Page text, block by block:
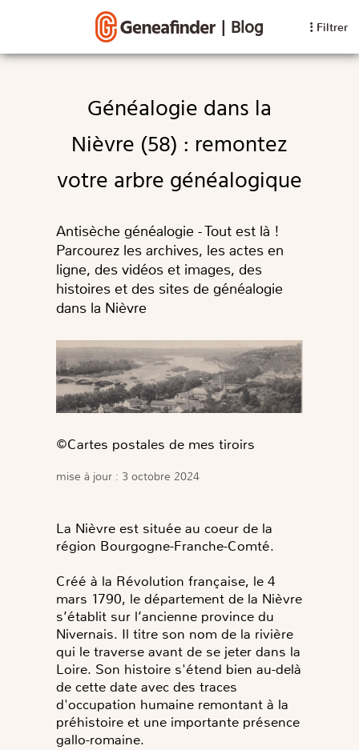
| Blog Filtrer
Généalogie dans la
Nièvre (58) : remontez
votre arbre généalogique
Antisèche généalogie - Tout est là !
Parcourez les archives, les actes en
ligne, des vidéos et images, des
histoires et des sites de généalogie
dans la Nièvre
©️Cartes postales de mes tiroirs
mise à jour : 3 octobre 2024
La Nièvre est située au coeur de la
région Bourgogne-Franche-Comté.
Créé à la Révolution française, le 4
mars 1790, le département de la Nièvre
s’établit sur l’ancienne province du
Nivernais. Il titre son nom de la rivière
qui le traverse avant de se jeter dans la
Loire. Son histoire s'étend bien au-delà
de cette date avec des traces
d'occupation humaine remontant à la
préhistoire et une importante présence
gallo-romaine.